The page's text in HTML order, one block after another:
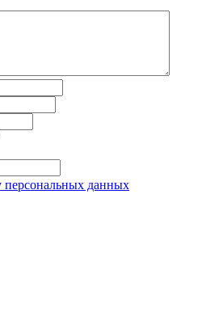
персональных данных